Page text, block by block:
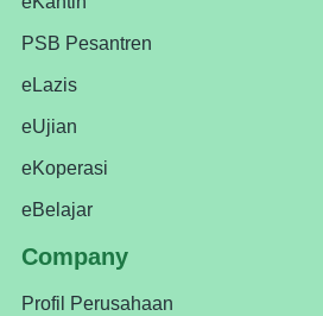
PSB Pesantren
eLazis
eUjian
eKoperasi
eBelajar
Company
Profil Perusahaan